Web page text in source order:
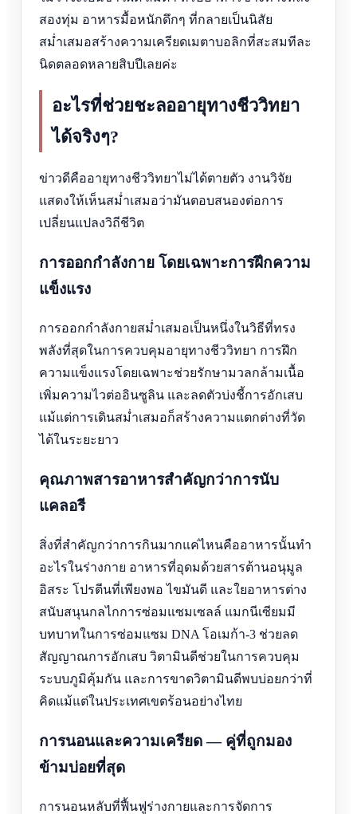
สองทุ่ม อาหารมื้อหนักดึกๆ ที่กลายเป็นนิสัย
สม่ำเสมอสร้างความเครียดเมตาบอลิกที่สะสมทีละ
นิดตลอดหลายสิบปีเลยค่ะ
อะไรที่ช่วยชะลออายุทางชีววิทยา
ได้จริงๆ?
ข่าวดีคืออายุทางชีววิทยาไม่ได้ตายตัว งานวิจัย
แสดงให้เห็นสม่ำเสมอว่ามันตอบสนองต่อการ
เปลี่ยนแปลงวิถีชีวิต
การออกกำลังกาย โดยเฉพาะการฝึกความ
แข็งแรง
การออกกำลังกายสม่ำเสมอเป็นหนึ่งในวิธีที่ทรง
พลังที่สุดในการควบคุมอายุทางชีววิทยา การฝึก
ความแข็งแรงโดยเฉพาะช่วยรักษามวลกล้ามเนื้อ
เพิ่มความไวต่ออินซูลิน และลดตัวบ่งชี้การอักเสบ
แม้แต่การเดินสม่ำเสมอก็สร้างความแตกต่างที่วัด
ได้ในระยะยาว
คุณภาพสารอาหารสำคัญกว่าการนับ
แคลอรี
สิ่งที่สำคัญกว่าการกินมากแค่ไหนคืออาหารนั้นทำ
อะไรในร่างกาย อาหารที่อุดมด้วยสารต้านอนุมูล
อิสระ โปรตีนที่เพียงพอ ไขมันดี และใยอาหารต่าง
สนับสนุนกลไกการซ่อมแซมเซลล์ แมกนีเซียมมี
บทบาทในการซ่อมแซม DNA โอเมก้า-3 ช่วยลด
สัญญาณการอักเสบ วิตามินดีช่วยในการควบคุม
ระบบภูมิคุ้มกัน และการขาดวิตามินดีพบบ่อยกว่าที่
คิดแม้แต่ในประเทศเขตร้อนอย่างไทย
การนอนและความเครียด — คู่ที่ถูกมอง
ข้ามบ่อยที่สุด
การนอนหลับที่ฟื้นฟูร่างกายและการจัดการ